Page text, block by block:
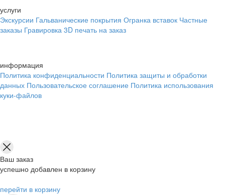
услуги
Экскурсии Гальванические покрытия Огранка вставок Частные
заказы Гравировка 3D печать на заказ
информация
Политика конфиденциальности Политика защиты и обработки
данных Пользовательское соглашение Политика использования
куки-файлов
Ваш заказ
успешно добавлен в корзину
перейти в корзину